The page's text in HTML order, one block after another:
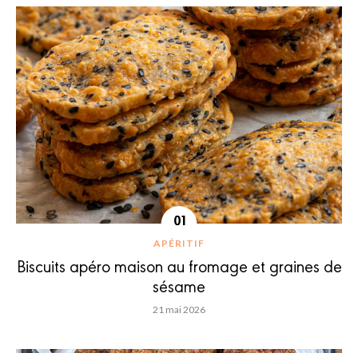
APÉRITIF
Biscuits apéro maison au fromage et graines de
sésame
21 mai 2026